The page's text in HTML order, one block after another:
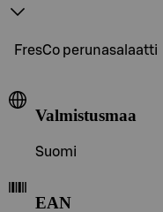
FresCo perunasalaatti
Valmistusmaa
Suomi
EAN